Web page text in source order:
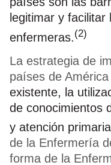
legitimar y
enfermeras.(2)
La estrategia de
países de
existente, la
de conocimientos
y atención
de la Enfermería
forma de la